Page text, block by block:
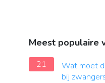
Meest populaire
21
Wat moet
bij